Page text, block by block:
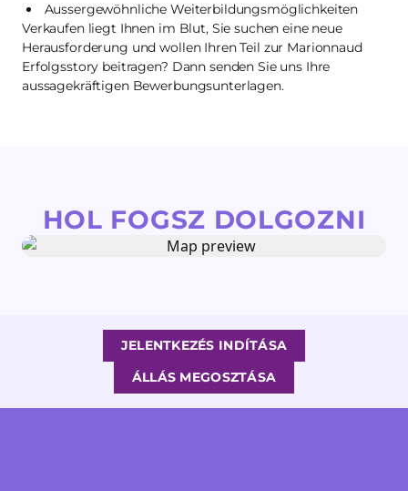
Aussergewöhnliche Weiterbildungsmöglichkeiten
Verkaufen liegt Ihnen im Blut, Sie suchen eine neue
Herausforderung und wollen Ihren Teil zur Marionnaud
Erfolgsstory beitragen? Dann senden Sie uns Ihre
aussagekräftigen Bewerbungsunterlagen.
HOL FOGSZ DOLGOZNI
JELENTKEZÉS INDÍTÁSA
ÁLLÁS MEGOSZTÁSA